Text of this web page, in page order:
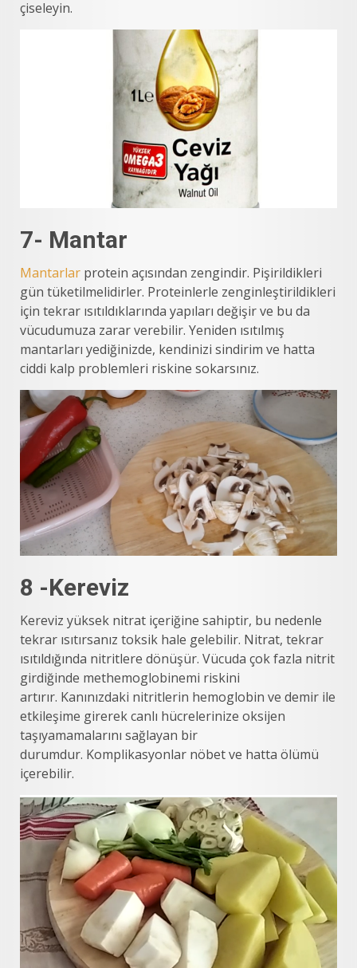
çiseleyin.
7- Mantar
Mantarlar protein açısından zengindir. Pişirildikleri
gün tüketilmelidirler. Proteinlerle zenginleştirildikleri
için tekrar ısıtıldıklarında yapıları değişir ve bu da
vücudumuza zarar verebilir. Yeniden ısıtılmış
mantarları yediğinizde, kendinizi sindirim ve hatta
ciddi kalp problemleri riskine sokarsınız.
8 -Kereviz
Kereviz yüksek nitrat içeriğine sahiptir, bu nedenle
tekrar ısıtırsanız toksik hale gelebilir. Nitrat, tekrar
ısıtıldığında nitritlere dönüşür. Vücuda çok fazla nitrit
girdiğinde methemoglobinemi riskini
artırır. Kanınızdaki nitritlerin hemoglobin ve demir ile
etkileşime girerek canlı hücrelerinize oksijen
taşıyamamalarını sağlayan bir
durumdur. Komplikasyonlar nöbet ve hatta ölümü
içerebilir.